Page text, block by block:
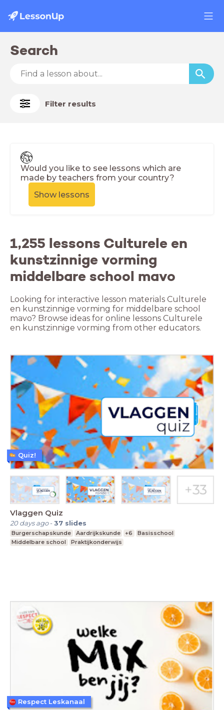
Search
Filter results
Would you like to see lessons which are
made by teachers from your country?
Show lessons
1,255 lessons Culturele en
kunstzinnige vorming
middelbare school mavo
Looking for interactive lesson materials Culturele
en kunstzinnige vorming for middelbare school
mavo? Browse ideas for online lessons Culturele
en kunstzinnige vorming from other educators.
Vlaggen Quiz
20 days ago-37 slides
Burgerschapskunde Aardrijkskunde +6
Basisschool
Middelbare school
Praktijkonderwijs
Quiz!
Respect Leskanaal